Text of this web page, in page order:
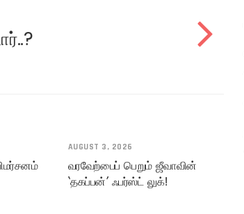
AUGUST 3, 2026
வரவேற்பைப் பெறும் ஜீவாவின்
‘தகப்பன்’ ஃபர்ஸ்ட் லுக்!